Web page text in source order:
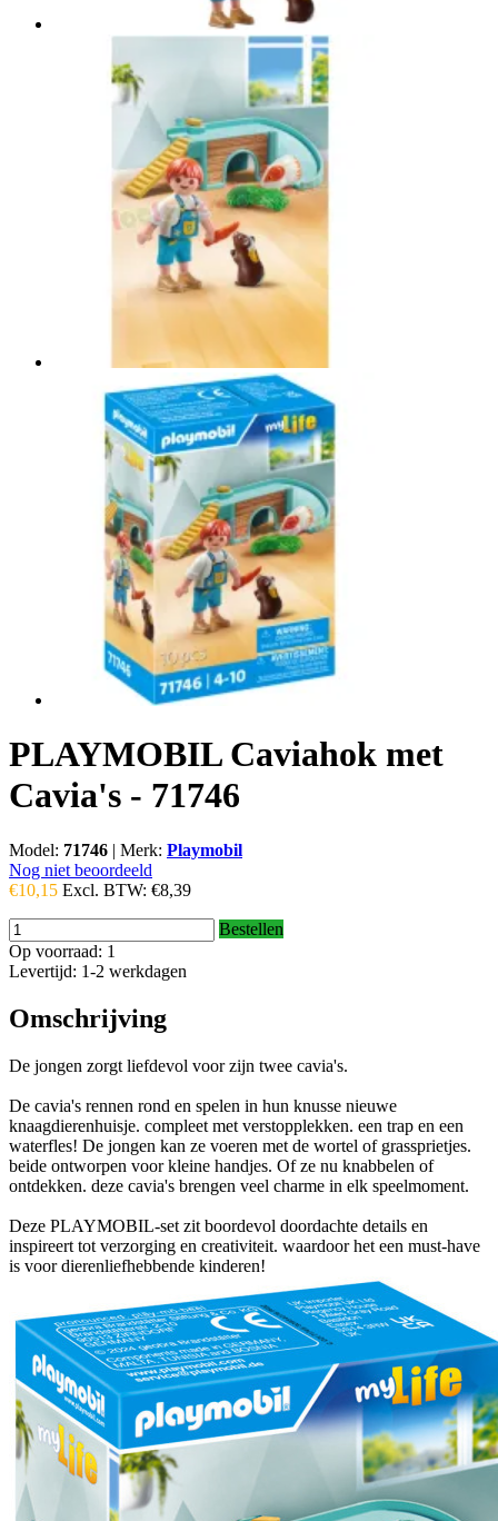
PLAYMOBIL Caviahok met
Cavia's - 71746
Model: 71746 | Merk: Playmobil
Nog niet beoordeeld
€10,15 Excl. BTW: €8,39
Bestellen
Op voorraad: 1
Levertijd: 1-2 werkdagen
Omschrijving
De jongen zorgt liefdevol voor zijn twee cavia's.
De cavia's rennen rond en spelen in hun knusse nieuwe
knaagdierenhuisje. compleet met verstopplekken. een trap en een
waterfles! De jongen kan ze voeren met de wortel of grassprietjes.
beide ontworpen voor kleine handjes. Of ze nu knabbelen of
ontdekken. deze cavia's brengen veel charme in elk speelmoment.
Deze PLAYMOBIL-set zit boordevol doordachte details en
inspireert tot verzorging en creativiteit. waardoor het een must-have
is voor dierenliefhebbende kinderen!